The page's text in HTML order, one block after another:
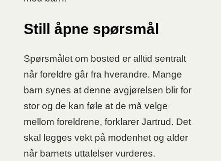
Still åpne spørsmål
Spørsmålet om bosted er alltid sentralt
når foreldre går fra hverandre. Mange
barn synes at denne avgjørelsen blir for
stor og de kan føle at de må velge
mellom foreldrene, forklarer Jartrud. Det
skal legges vekt på modenhet og alder
når barnets uttalelser vurderes.